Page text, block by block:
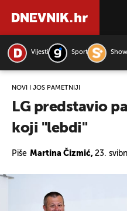
Vijesti Sport
NOVI I JOŠ PAMETNIJI
LG predstavio
koji "lebdi"
Piše Martina Čizmić, 23.
PRETRAŽITE VIJESTI